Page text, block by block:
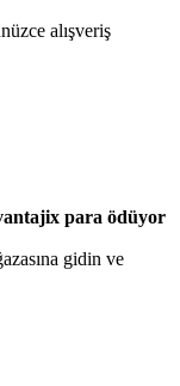
alışveriş
para ödüyor
gidin ve